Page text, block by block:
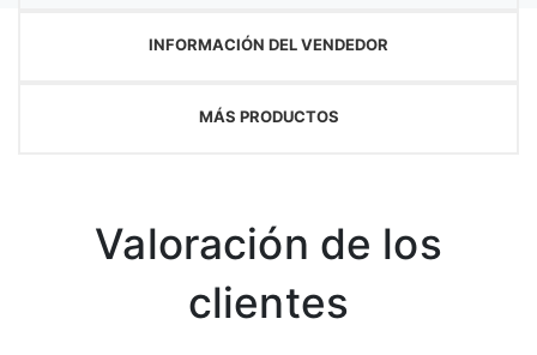
INFORMACIÓN DEL VENDEDOR
MÁS PRODUCTOS
Valoración de los
clientes